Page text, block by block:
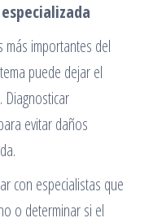
importantes del
puede dejar el
Diagnosticar
evitar daños
con especialistas que
o determinar si el